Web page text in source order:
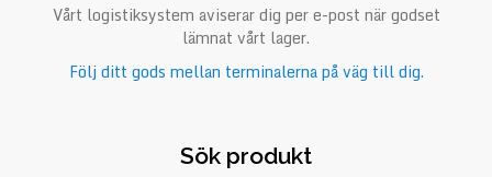
Vårt logistiksystem aviserar dig per e-post när godset
lämnat vårt lager.
Följ ditt gods mellan terminalerna på väg till dig.
Sök produkt